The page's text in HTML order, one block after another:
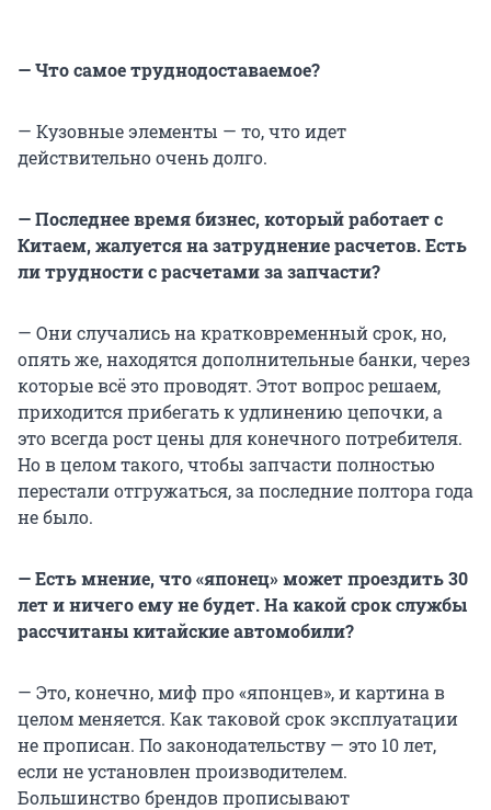
— Что самое труднодоставаемое?
— Кузовные элементы — то, что идет
действительно очень долго.
— Последнее время бизнес, который работает с
Китаем, жалуется на затруднение расчетов. Есть
ли трудности с расчетами за запчасти?
— Они случались на кратковременный срок, но,
опять же, находятся дополнительные банки, через
которые всё это проводят. Этот вопрос решаем,
приходится прибегать к удлинению цепочки, а
это всегда рост цены для конечного потребителя.
Но в целом такого, чтобы запчасти полностью
перестали отгружаться, за последние полтора года
не было.
— Есть мнение, что «японец» может проездить 30
лет и ничего ему не будет. На какой срок службы
рассчитаны китайские автомобили?
— Это, конечно, миф про «японцев», и картина в
целом меняется. Как таковой срок эксплуатации
не прописан. По законодательству — это 10 лет,
если не установлен производителем.
Большинство брендов прописывают